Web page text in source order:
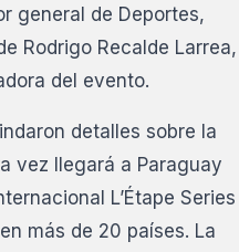
general de Deportes,
Rodrigo Recalde Larrea,
del evento.
detalles sobre la
vez llegará a Paraguay
L’Étape Series
más de 20 países. La